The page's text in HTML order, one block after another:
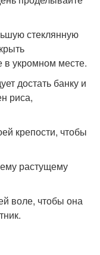
стеклянную
в укромном месте.
достать банку и
риса,
крепости, чтобы
растущему
воле, чтобы она